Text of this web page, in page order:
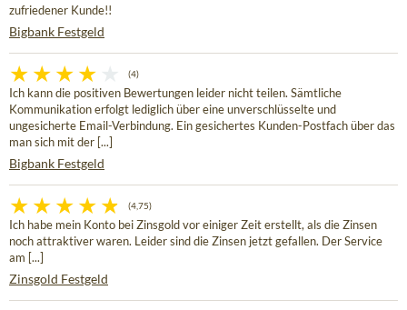
zufriedener Kunde!!
Bigbank Festgeld
(4)
Ich kann die positiven Bewertungen leider nicht teilen. Sämtliche
Kommunikation erfolgt lediglich über eine unverschlüsselte und
ungesicherte Email-Verbindung. Ein gesichertes Kunden-Postfach über das
man sich mit der [...]
Bigbank Festgeld
(4,75)
Ich habe mein Konto bei Zinsgold vor einiger Zeit erstellt, als die Zinsen
noch attraktiver waren. Leider sind die Zinsen jetzt gefallen. Der Service
am [...]
Zinsgold Festgeld